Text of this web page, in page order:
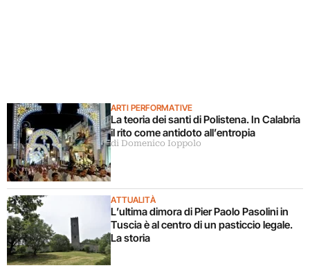
ARTI PERFORMATIVE
La teoria dei santi di Polistena. In Calabria
il rito come antidoto all’entropia
di Domenico Ioppolo
ATTUALITÀ
L’ultima dimora di Pier Paolo Pasolini in
Tuscia è al centro di un pasticcio legale.
La storia